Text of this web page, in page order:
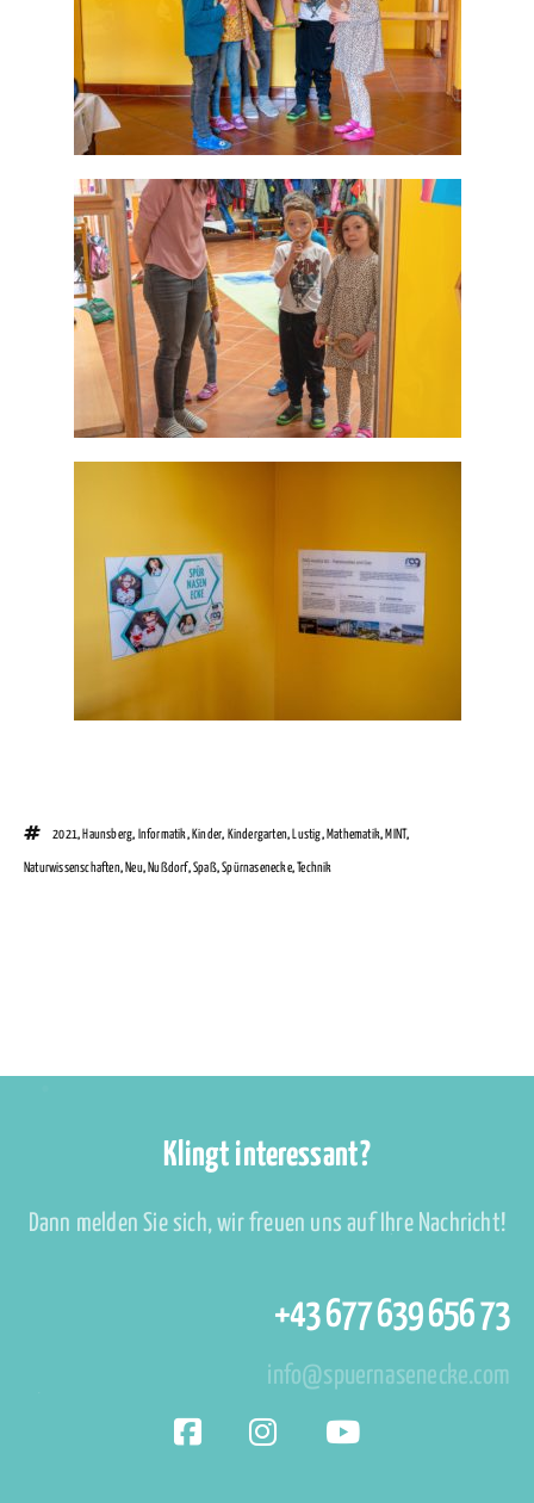
2021, Haunsberg, Informatik, Kinder, Kindergarten, Lustig, Mathematik, MINT,
Naturwissenschaften,Neu,Nußdorf,Spaß,Spürnasenecke,Technik
Klingt interessant?
Dann melden Sie sich, wir freuen uns auf Ihre Nachricht!
+43 677 639 656 73
info@spuernasenecke.com